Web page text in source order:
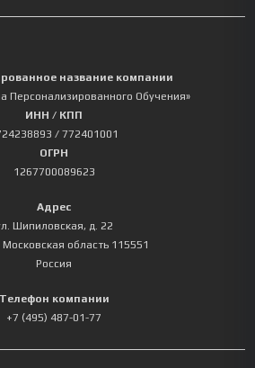
название компании
Персонализированного Обучения»
ИНН / КПП
/ 772401001
ОГРН
1267700089623
Адрес
Шипиловская, д. 22
Московская область 115551
Россия
Телефон компании
+7 (495) 487-01-77